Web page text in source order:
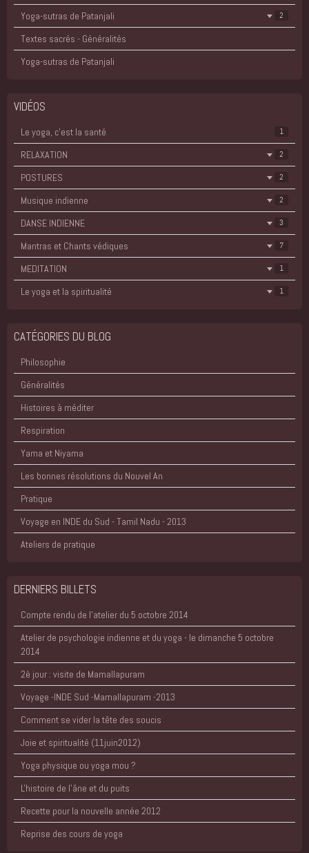
Yoga-sutras de Patanjali 2
Textes sacrés - Généralités
Yoga-sutras de Patanjali
VIDÉOS
Le yoga, c'est la santé 1
RELAXATION 2
POSTURES 2
Musique indienne 2
DANSE INDIENNE 3
Mantras et Chants védiques 7
MEDITATION 1
Le yoga et la spiritualité 1
CATÉGORIES DU BLOG
Philosophie
Généralités
Histoires à méditer
Respiration
Yama et Niyama
Les bonnes résolutions du Nouvel An
Pratique
Voyage en INDE du Sud - Tamil Nadu - 2013
Ateliers de pratique
DERNIERS BILLETS
Compte rendu de l'atelier du 5 octobre 2014
Atelier de psychologie indienne et du yoga - le dimanche 5 octobre
2014
2è jour : visite de Mamallapuram
Voyage -INDE Sud -Mamallapuram -2013
Comment se vider la tête des soucis
Joie et spiritualité (11juin2012)
Yoga physique ou yoga mou ?
L'histoire de l'âne et du puits
Recette pour la nouvelle année 2012
Reprise des cours de yoga